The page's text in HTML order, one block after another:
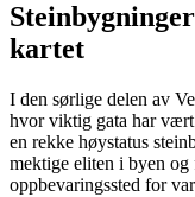
kartet
I den sørlige delen av
hvor viktig gata har
en rekke høystatus
mektige eliten i byen og
oppbevaringssted for